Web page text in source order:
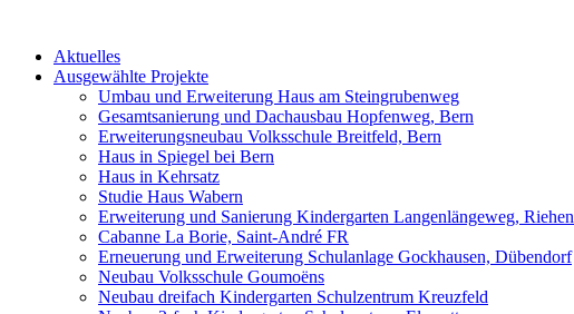
Aktuelles
Ausgewählte Projekte
Umbau und Erweiterung Haus am Steingrubenweg
Gesamtsanierung und Dachausbau Hopfenweg, Bern
Erweiterungsneubau Volksschule Breitfeld, Bern
Haus in Spiegel bei Bern
Haus in Kehrsatz
Studie Haus Wabern
Erweiterung und Sanierung Kindergarten Langenlängeweg, Riehen
Cabanne La Borie, Saint-André FR
Erneuerung und Erweiterung Schulanlage Gockhausen, Dübendorf
Neubau Volksschule Goumoëns
Neubau dreifach Kindergarten Schulzentrum Kreuzfeld